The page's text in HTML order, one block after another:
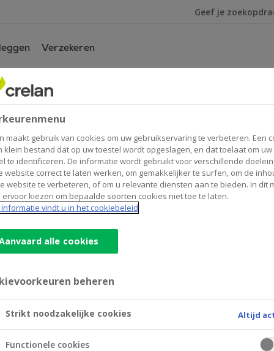
Ik ben op zoek
Verzekeren
dat het niet waar is...
is groot dat het niet waar
maakt gebruik van cookies om uw gebruikservaring te verbeteren. Een
klein bestand dat op uw toestel wordt opgeslagen, en dat toelaat om uw
te identificeren. De informatie wordt gebruikt voor verschillende
website correct te laten werken, om gemakkelijker te surfen, om de
website te verbeteren, of om u relevante diensten aan te bieden. In dit
ervoor kiezen om bepaalde soorten cookies niet toe te laten.
vindt u in het cookiebeleid
alle cookies
beheren
Strikt noodzakelijke cookies Altijd
Functionele cookies